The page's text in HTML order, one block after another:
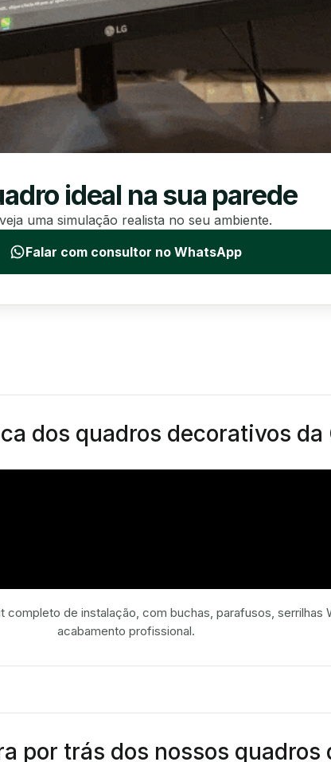
ideal na sua parede
uma simulação realista no seu ambiente.
Falar com consultor no WhatsApp
dos quadros decorativos da
completo de instalação, com buchas, parafusos, serrilhas
acabamento profissional.
por trás dos nossos quadros